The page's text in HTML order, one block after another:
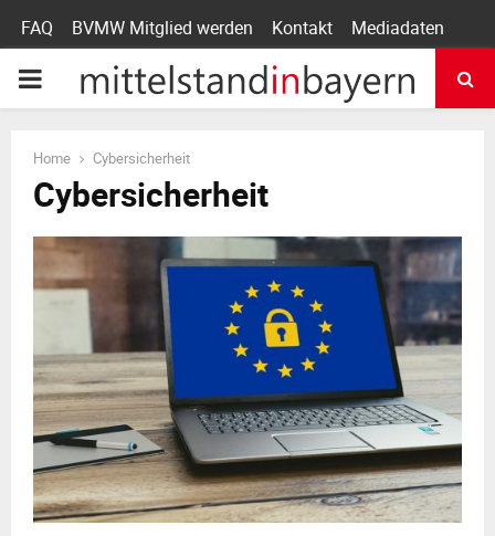
FAQ BVMW Mitglied werden Kontakt Mediadaten
P
M
R
Y
M
Home Cybersicherheit
Cybersicherheit